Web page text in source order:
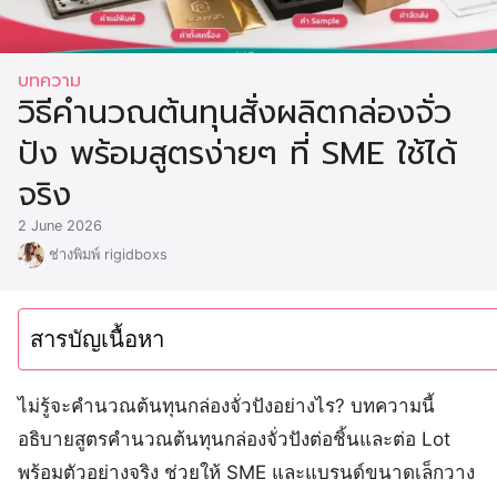
บทความ
วิธีคำนวณต้นทุนสั่งผลิตกล่องจั่ว
ปัง พร้อมสูตรง่ายๆ ที่ SME ใช้ได้
จริง
2 June 2026
ช่างพิมพ์ rigidboxs
สารบัญเนื้อหา
ไม่รู้จะคำนวณต้นทุนกล่องจั่วปังอย่างไร? บทความนี้
อธิบายสูตรคำนวณต้นทุนกล่องจั่วปังต่อชิ้นและต่อ Lot
พร้อมตัวอย่างจริง ช่วยให้ SME และแบรนด์ขนาดเล็กวาง